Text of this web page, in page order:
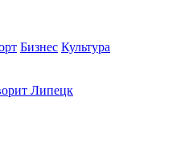
Бизнес Культура
Липецк